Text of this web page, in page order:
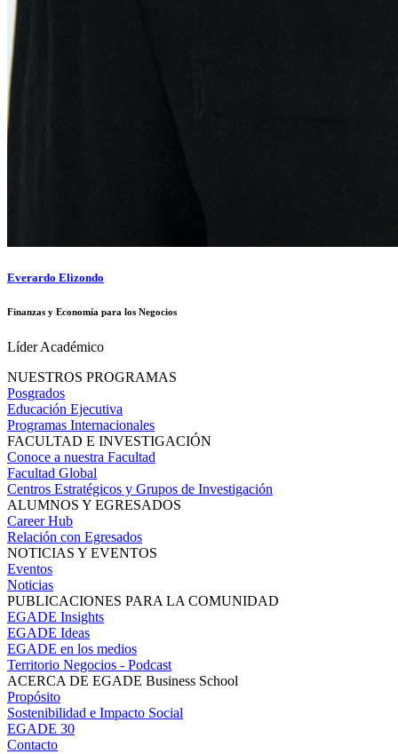
Everardo Elizondo
Finanzas y Economía para los Negocios
Líder Académico
NUESTROS PROGRAMAS
Posgrados
Educación Ejecutiva
Programas Internacionales
FACULTAD E INVESTIGACIÓN
Conoce a nuestra Facultad
Facultad Global
Centros Estratégicos y Grupos de Investigación
ALUMNOS Y EGRESADOS
Career Hub
Relación con Egresados
NOTICIAS Y EVENTOS
Eventos
Noticias
PUBLICACIONES PARA LA COMUNIDAD
EGADE Insights
EGADE Ideas
EGADE en los medios
Territorio Negocios - Podcast
ACERCA DE EGADE Business School
Propósito
Sostenibilidad e Impacto Social
EGADE 30
Contacto